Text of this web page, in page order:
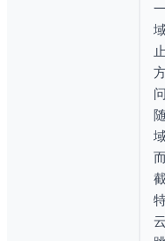
一
止
问
而
云